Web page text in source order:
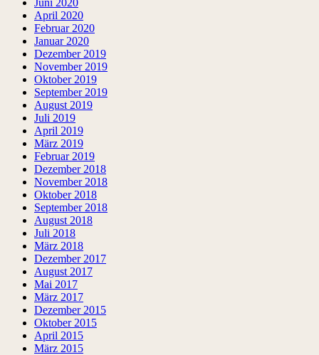
April 2020
Februar 2020
Januar 2020
Dezember 2019
November 2019
Oktober 2019
September 2019
August 2019
Juli 2019
April 2019
März 2019
Februar 2019
Dezember 2018
November 2018
Oktober 2018
September 2018
August 2018
Juli 2018
März 2018
Dezember 2017
August 2017
Mai 2017
März 2017
Dezember 2015
Oktober 2015
April 2015
März 2015